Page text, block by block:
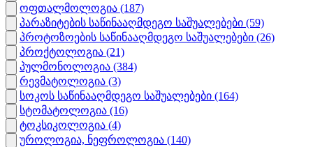
ოფთალმოლოგია (187)
პარაზიტების საწინააღმდეგო საშუალებები (59)
პროტოზოების საწინააღმდეგო საშუალებები (26)
პროქტოლოგია (21)
პულმონოლოგია (384)
რევმატოლოგია (3)
სოკოს საწინააღმდეგო საშუალებები (164)
სტომატოლოგია (16)
ტოკსიკოლოგია (4)
უროლოგია, ნეფროლოგია (140)